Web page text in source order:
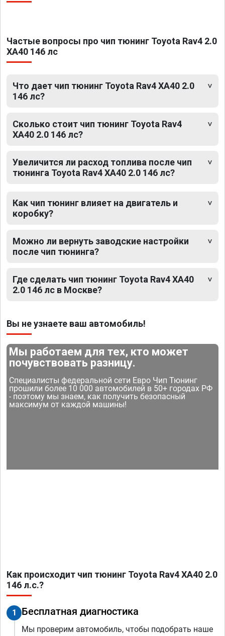
Частые вопросы про чип тюнинг Toyota Rav4 2.0
XA40 146 лс
Что дает чип тюнинг Toyota Rav4 XA40 2.0
146 лс?
Сколько стоит чип тюнинг Toyota Rav4
XA40 2.0 146 лс?
Увеличится ли расход топлива после чип
тюнинга Toyota Rav4 XA40 2.0 146 лс?
Как чип тюнинг влияет на двигатель и
коробку?
Можно ли вернуть заводские настройки
после чип тюнинга?
Где сделать чип тюнинг Toyota Rav4 XA40
2.0 146 лс в Москве?
Вы не узнаете ваш автомобиль!
Мы работаем для тех, кто может
почувствовать разницу.
Специалисты федеральной сети Евро Чип Тюнинг
прошили более 10 000 автомобилей в 50+ городах РФ
- поэтому мы знаем, как получить безопасный
максимум от каждой машины!
Как происходит чип тюнинг Toyota Rav4 XA40 2.0
146 л.с.?
1 Бесплатная диагностика
Мы проверим автомобиль, чтобы подобрать наше